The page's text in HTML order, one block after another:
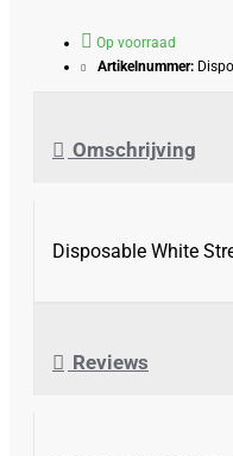
Op voorraad
Artikelnummer:
Omschrijving
Disposable White
Reviews